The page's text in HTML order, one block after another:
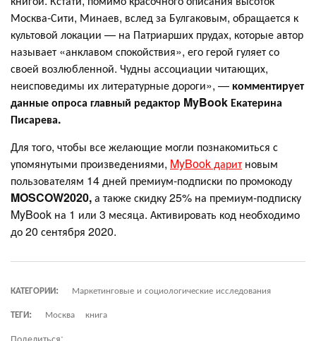
Москва-Сити, Минаев, вслед за Булгаковым, обращается к
культовой локации — на Патриарших прудах, которые автор
называет «анклавом спокойствия», его герой гуляет со
своей возлюбленной. Чудны ассоциации читающих,
неисповедимы их литературные дороги», — комментирует
данные опроса главный редактор MyBook Екатерина
Писарева.
Для того, чтобы все желающие могли познакомиться с
упомянутыми произведениями, MyBook дарит новым
пользователям 14 дней премиум-подписки по промокоду
MOSCOW2020,а также скидку 25% на премиум-подписку
MyBook на 1 или 3 месяца. Активировать код необходимо
до 20 сентября 2020.
КАТЕГОРИИ:
Маркетинговые и социологические исследования
ТЕГИ:
Москва книга
Поделиться: